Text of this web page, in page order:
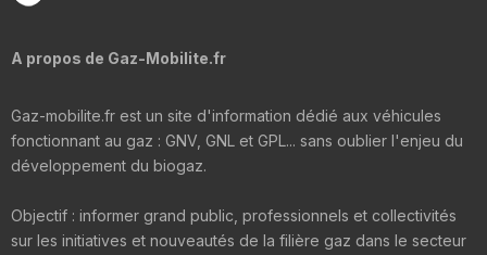
A propos de Gaz-Mobilite.fr
Gaz-mobilite.fr est un site d'information dédié aux véhicules
fonctionnant au gaz : GNV, GNL et GPL... sans oublier l'enjeu du
développement du biogaz.
Objectif : informer grand public, professionnels et collectivités
sur les initiatives et nouveautés de la filière gaz dans le secteur